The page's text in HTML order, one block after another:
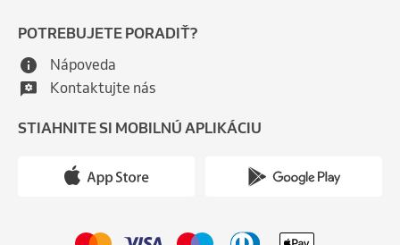
POTREBUJETE PORADIŤ?
Nápoveda
Kontaktujte nás
STIAHNITE SI MOBILNÚ APLIKÁCIU